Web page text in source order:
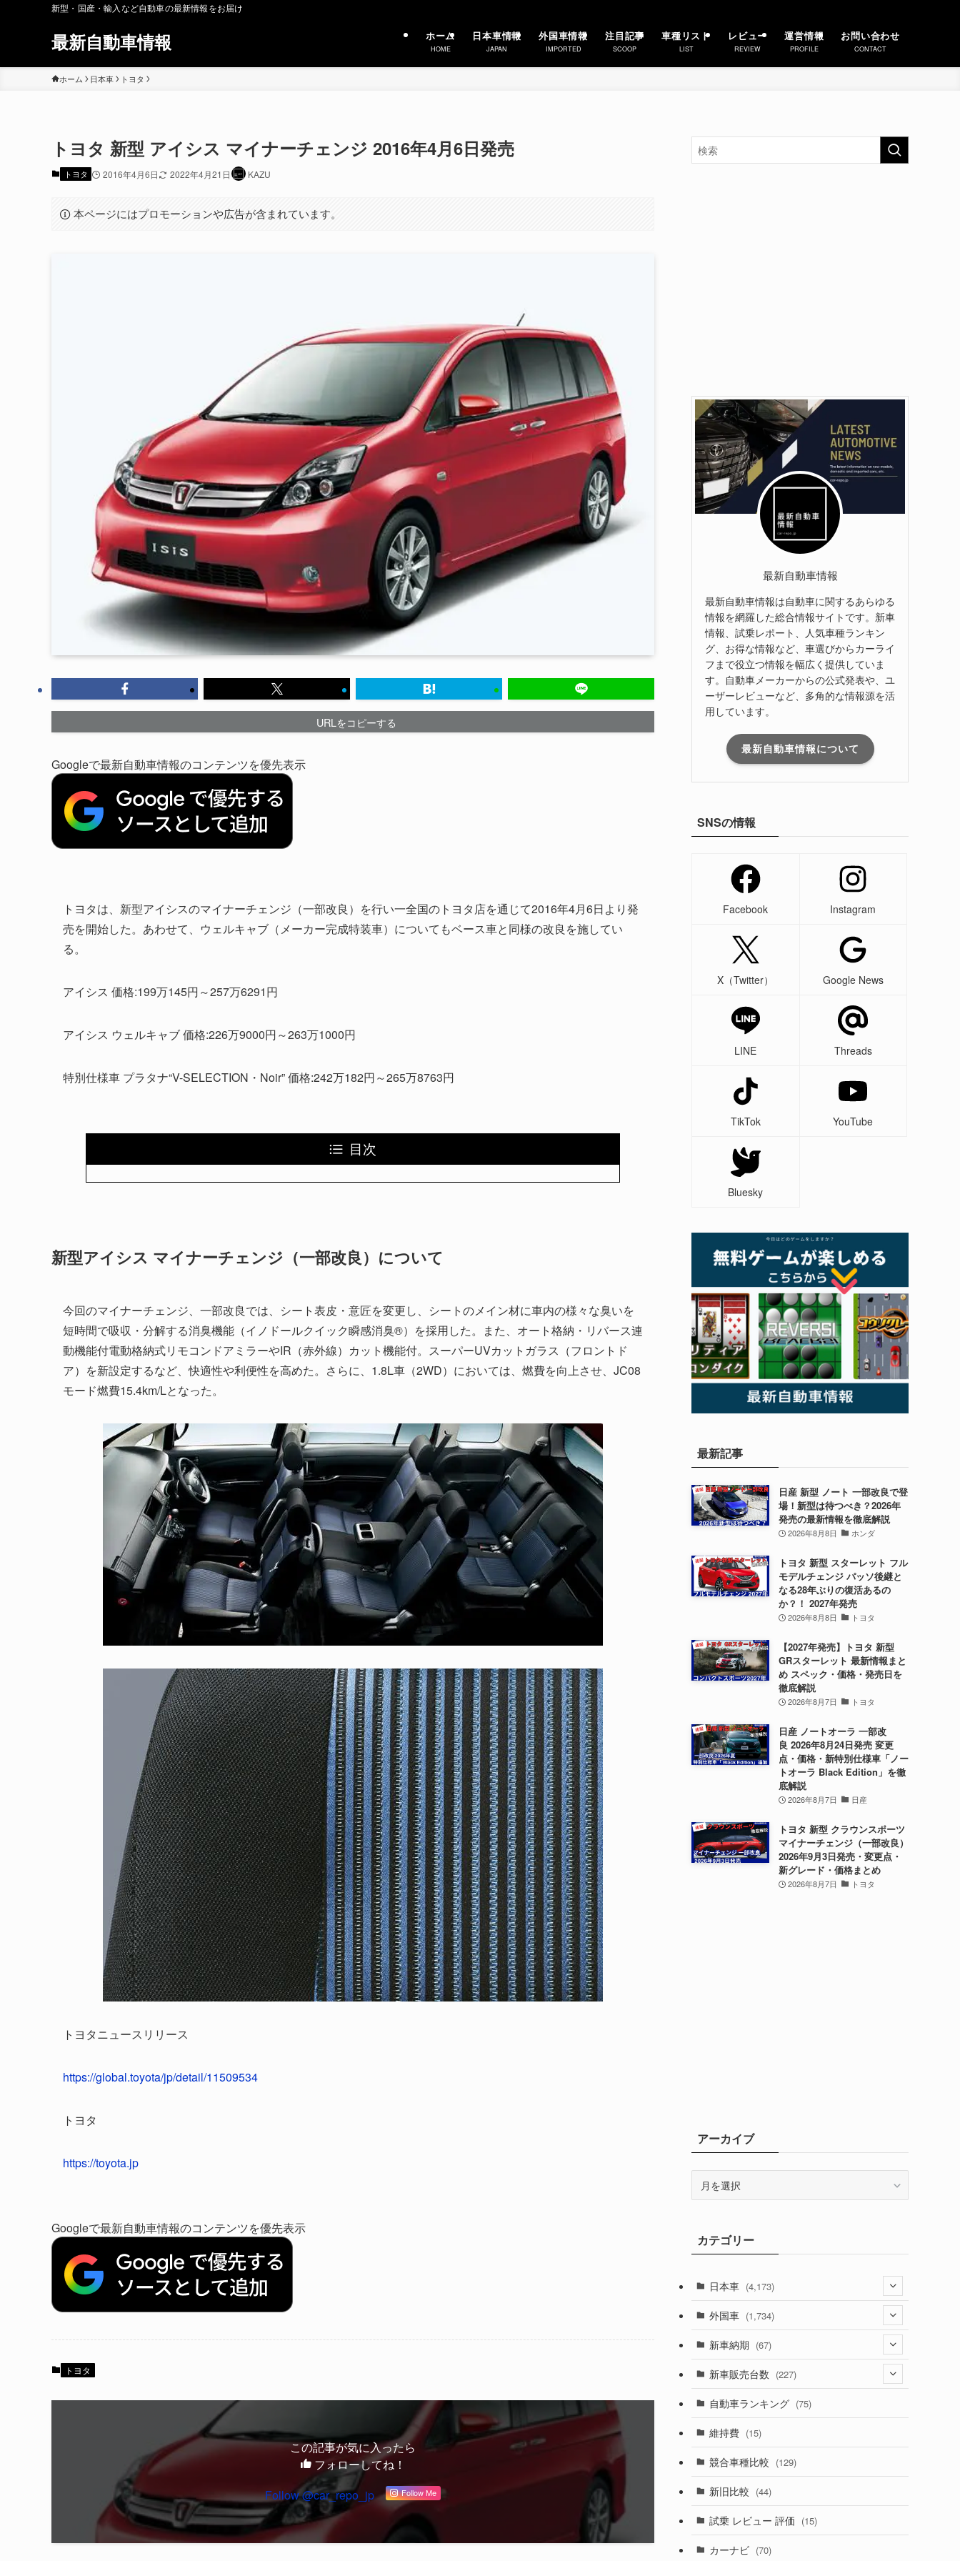
新型・国産・輸入など自動車の最新情報をお届け
最新自動車情報 ホーム
HOME
日本車情報
JAPAN
外国車情報
IMPORTED
注目記事
SCOOP
車種リスト
LIST
レビュー
REVIEW
運営情報
PROFILE
お問い合わせ
CONTACT
ホーム 日本車 トヨタ
トヨタ 新型 アイシス マイナーチェンジ 2016年4月6日発売
トヨタ 2016年4月6日 2022年4月21日 KAZU
本ページにはプロモーションや広告が含まれています。
URLをコピーする
Googleで最新自動車情報のコンテンツを優先表示
トヨタは、新型アイシスのマイナーチェンジ（一部改良）を行い一全国のトヨタ店を通じて2016年4月6日より発
売を開始した。あわせて、ウェルキャブ（メーカー完成特装車）についてもベース車と同様の改良を施してい
る。
アイシス 価格:199万145円～257万6291円
アイシス ウェルキャブ 価格:226万9000円～263万1000円
特別仕様車 プラタナ“V-SELECTION・Noir” 価格:242万182円～265万8763円
目次
新型アイシス マイナーチェンジ（一部改良）について
今回のマイナーチェンジ、一部改良では、シート表皮・意匠を変更し、シートのメイン材に車内の様々な臭いを
短時間で吸収・分解する消臭機能（イノドールクイック瞬感消臭®）を採用した。また、オート格納・リバース連
動機能付電動格納式リモコンドアミラーやIR（赤外線）カット機能付。スーパーUVカットガラス（フロントド
ア）を新設定するなど、快適性や利便性を高めた。さらに、1.8L車（2WD）においては、燃費を向上させ、JC08
モード燃費15.4km/Lとなった。
トヨタニュースリリース
https://global.toyota/jp/detail/11509534
トヨタ
https://toyota.jp
Googleで最新自動車情報のコンテンツを優先表示
トヨタ
この記事が気に入ったら
フォローしてね！
Follow @car_repo_jp
Follow Me
最新自動車情報
最新自動車情報は自動車に関するあらゆる
情報を網羅した総合情報サイトです。新車
情報、試乗レポート、人気車種ランキン
グ、お得な情報など、車選びからカーライ
フまで役立つ情報を幅広く提供していま
す。自動車メーカーからの公式発表や、ユ
ーザーレビューなど、多角的な情報源を活
用しています。
最新自動車情報について
SNSの情報
Facebook Instagram
X（Twitter） Google News
LINE Threads
TikTok YouTube
Bluesky
最新記事
日産 新型 ノート 一部改良で登
場！新型は待つべき？2026年
発売の最新情報を徹底解説
2026年8月8日 ホンダ
トヨタ 新型 スターレット フル
モデルチェンジ パッソ後継と
なる28年ぶりの復活あるの
か？！ 2027年発売
2026年8月8日 トヨタ
【2027年発売】トヨタ 新型
GRスターレット 最新情報まと
め スペック・価格・発売日を
徹底解説
2026年8月7日 トヨタ
日産 ノートオーラ 一部改
良 2026年8月24日発売 変更
点・価格・新特別仕様車「ノー
トオーラ Black Edition」を徹
底解説
2026年8月7日 日産
トヨタ 新型 クラウンスポーツ
マイナーチェンジ（一部改良）
2026年9月3日発売・変更点・
新グレード・価格まとめ
2026年8月7日 トヨタ
アーカイブ
ブカテゴリー
日本車 (4,173)
(1,321)
(329)
(526)
(357)
(328)
(194)
(230)
(253)
外国車 (1,734)
(188)
(242)
(85)
(84)
(14)
(222)
新車納期 (67)
(28)
(8)
(3)
(3)
(5)
新車販売台数 (227)
(21)
(5)
(7)
自動車ランキング (75)
維持費 (15)
競合車種比較 (129)
新旧比較 (44)
試乗 レビュー 評価 (15)
カーナビ (70)